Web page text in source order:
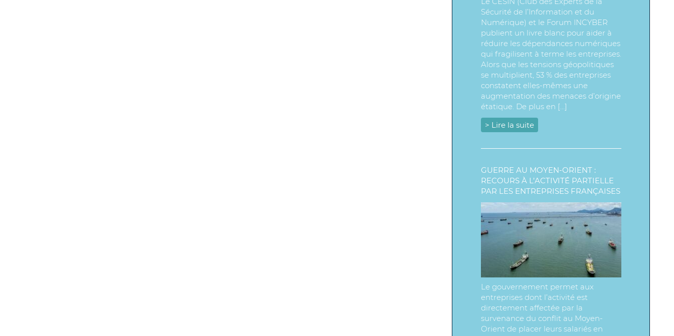
Sécurité de l’Information et du
Numérique) et le Forum INCYBER
publient un livre blanc pour aider à
réduire les dépendances numériques
qui fragilisent à terme les entreprises.
Alors que les tensions géopolitiques
se multiplient, 53 % des entreprises
constatent elles-mêmes une
augmentation des menaces d’origine
étatique. De plus en […]
> Lire la suite
GUERRE AU MOYEN-ORIENT :
RECOURS À L’ACTIVITÉ PARTIELLE
PAR LES ENTREPRISES FRANÇAISES
Le gouvernement permet aux
entreprises dont l’activité est
directement affectée par la
survenance du conflit au Moyen-
Orient de placer leurs salariés en